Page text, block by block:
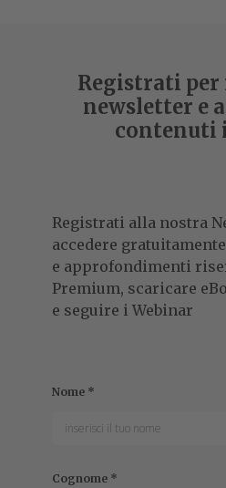
Registrati per
newsletter e
contenuti
Registrati alla nostra
accedere
e approfondimenti
Premium, scaricare
e seguire i Webinar
Nome *
Cognome *